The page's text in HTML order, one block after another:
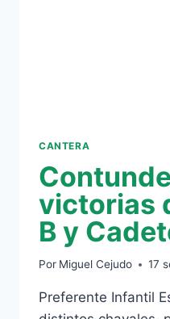
CANTERA
victorias
B y
Por Miguel Cejudo 17
Preferente Infantil